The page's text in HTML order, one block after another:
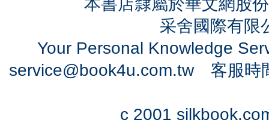
采舍國際有
Your Personal Knowledge
service@book4u.com.tw客服時
c 2001